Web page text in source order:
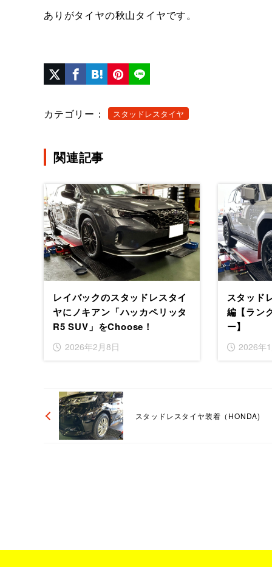
ありがタイヤの秋山タイヤです。
カテゴリー： スタッドレスタイヤ
関連記事
レイバックのスタッドレスタイ
ヤにノキアン「ハッカペリッタ
R5 SUV」をChoose！
2026年2月8日
スタッド
編【ラン
ー】
2026年
スタッドレスタイヤ装着（HONDA)